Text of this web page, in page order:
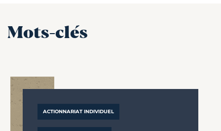
Mots-clés
ACTIONNARIAT INDIVIDUEL